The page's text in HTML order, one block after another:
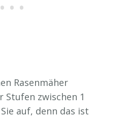
Rasenmäher
Stufen zwischen 1
auf, denn das ist